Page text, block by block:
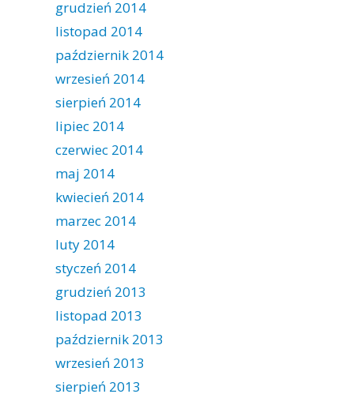
grudzień 2014
listopad 2014
październik 2014
wrzesień 2014
sierpień 2014
lipiec 2014
czerwiec 2014
maj 2014
kwiecień 2014
marzec 2014
luty 2014
styczeń 2014
grudzień 2013
listopad 2013
październik 2013
wrzesień 2013
sierpień 2013